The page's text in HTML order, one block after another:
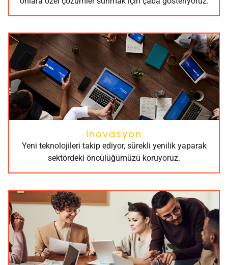
İnovasyon
Yeni teknolojileri takip ediyor, sürekli yenilik yaparak
sektördeki öncülüğümüzü koruyoruz.